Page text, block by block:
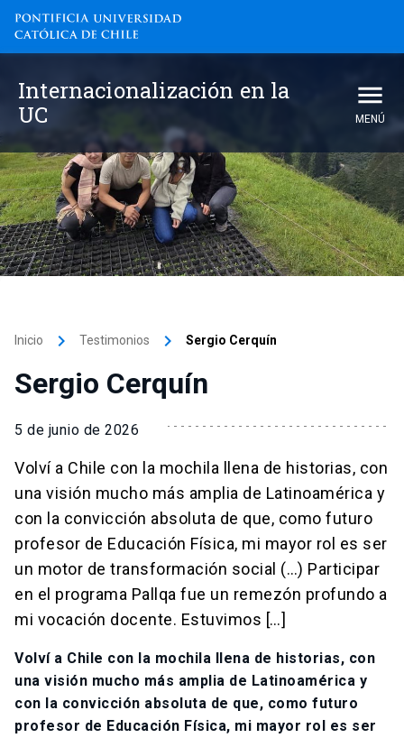
Internacionalización en la
UC
MENÚ
Inicio keyboard_arrow_right Testimonios keyboard_arrow_right Sergio Cerquín
Sergio Cerquín
5 de junio de 2026
Volví a Chile con la mochila llena de historias, con
una visión mucho más amplia de Latinoamérica y
con la convicción absoluta de que, como futuro
profesor de Educación Física, mi mayor rol es ser
un motor de transformación social (…) Participar
en el programa Pallqa fue un remezón profundo a
mi vocación docente. Estuvimos […]
Volví a Chile con la mochila llena de historias, con
una visión mucho más amplia de Latinoamérica y
con la convicción absoluta de que, como futuro
profesor de Educación Física, mi mayor rol es ser